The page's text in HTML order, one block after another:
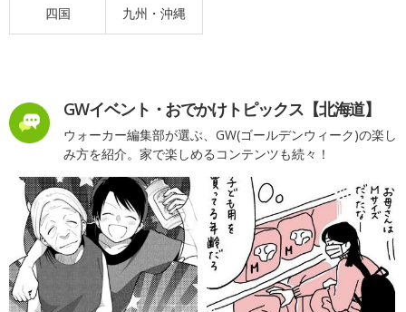
四国 九州・沖縄
GWイベント・おでかけトピックス【北海道】
ウォーカー編集部が選ぶ、GW(ゴールデンウィーク)の楽し
み方を紹介。家で楽しめるコンテンツも続々！